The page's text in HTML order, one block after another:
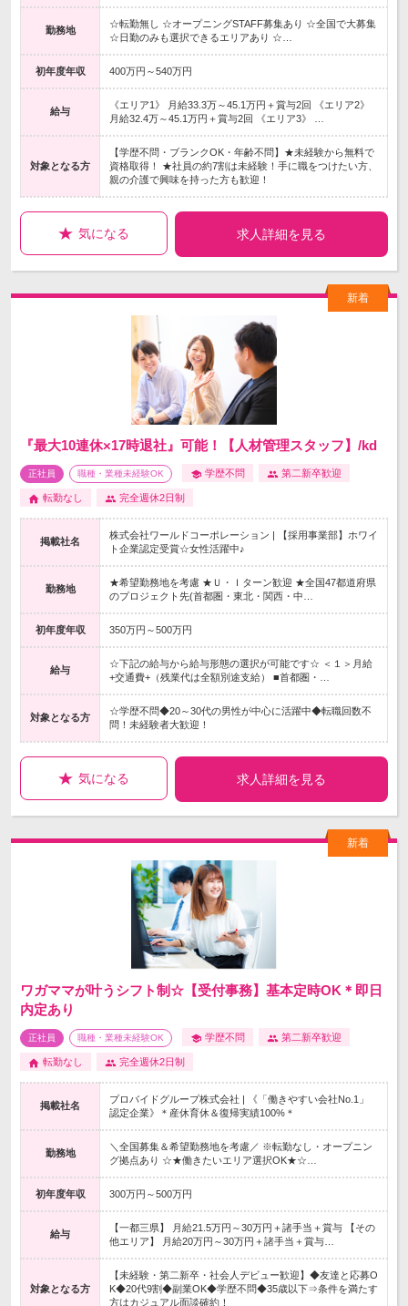
勤務地
☆転勤無し ☆オープニングSTAFF募集あり ☆全国で大募集
☆日勤のみも選択できるエリアあり ☆…
初年度年収 400万円～540万円
給与
《エリア1》 月給33.3万～45.1万円＋賞与2回 《エリア2》
月給32.4万～45.1万円＋賞与2回 《エリア3》 …
対象となる方
【学歴不問・ブランクOK・年齢不問】★未経験から無料で
資格取得！ ★社員の約7割は未経験！手に職をつけたい方、
親の介護で興味を持った方も歓迎！
気になる 求人詳細を見る
『最大10連休×17時退社』可能！【人材管理スタッフ】/kd
正社員 職種・業種未経験OK 学歴不問 第二新卒歓迎
転勤なし 完全週休2日制
掲載社名
株式会社ワールドコーポレーション | 【採用事業部】ホワイ
ト企業認定受賞☆女性活躍中♪
勤務地
★希望勤務地を考慮 ★Ｕ・Ｉターン歓迎 ★全国47都道府県
のプロジェクト先(首都圏・東北・関西・中…
初年度年収 350万円～500万円
給与
☆下記の給与から給与形態の選択が可能です☆ ＜１＞月給
+交通費+（残業代は全額別途支給） ■首都圏・…
対象となる方
☆学歴不問◆20～30代の男性が中心に活躍中◆転職回数不
問！未経験者大歓迎！
気になる 求人詳細を見る
ワガママが叶うシフト制☆【受付事務】基本定時OK＊即日
内定あり
正社員 職種・業種未経験OK 学歴不問 第二新卒歓迎
転勤なし 完全週休2日制
掲載社名
プロバイドグループ株式会社 | 《「働きやすい会社No.1」
認定企業》＊産休育休＆復帰実績100%＊
勤務地
＼全国募集＆希望勤務地を考慮／ ※転勤なし・オープニン
グ拠点あり ☆★働きたいエリア選択OK★☆…
初年度年収 300万円～500万円
給与
【一都三県】 月給21.5万円～30万円＋諸手当＋賞与 【その
他エリア】 月給20万円～30万円＋諸手当＋賞与…
対象となる方
【未経験・第二新卒・社会人デビュー歓迎】◆友達と応募O
K◆20代9割◆副業OK◆学歴不問◆35歳以下⇒条件を満たす
方はカジュアル面談確約！